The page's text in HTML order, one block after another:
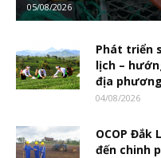
05/08/2026
Phát triển
lịch –
địa phương
04/08/2026
OCOP Đắk
đến chinh